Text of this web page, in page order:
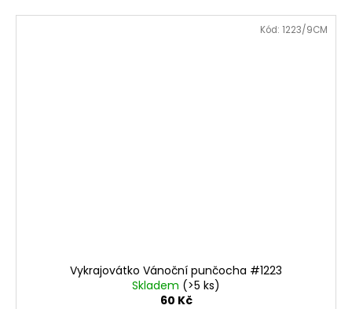
Vykrajovátko Vánoční punčocha #1223
Skladem (>5 ks)
60 Kč
Kód: 1223/9CM